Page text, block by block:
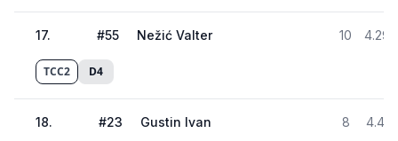
17. #55 Nežić Valter 10 4.295
TCC2 D4
18. #23 Gustin Ivan 8 4.415